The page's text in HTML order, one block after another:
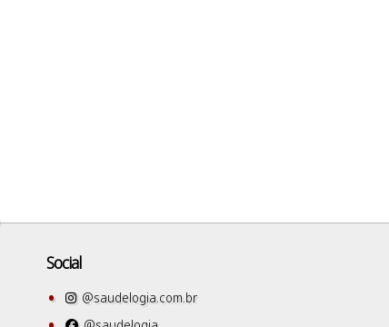
Social
@saudelogia.com.br